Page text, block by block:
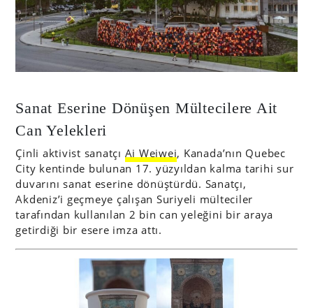
Sanat Eserine Dönüşen Mültecilere Ait
Can Yelekleri
Çinli aktivist sanatçı Ai Weiwei, Kanada’nın Quebec
City kentinde bulunan 17. yüzyıldan kalma tarihi sur
duvarını sanat eserine dönüştürdü. Sanatçı,
Akdeniz’i geçmeye çalışan Suriyeli mülteciler
tarafından kullanılan 2 bin can yeleğini bir araya
getirdiği bir esere imza attı.